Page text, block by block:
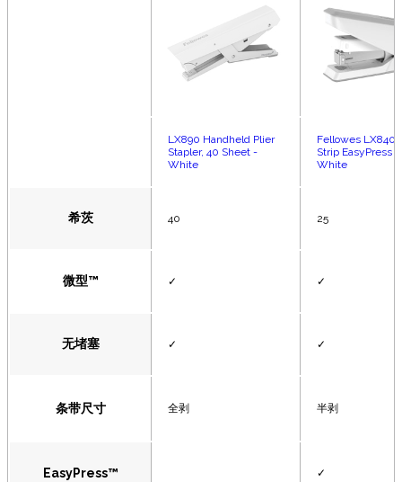
LX890 Handheld Plier
Stapler, 40 Sheet -
White
Fellowes LX840
Strip EasyPress
White
希茨 40 25
微型™ ✓ ✓
无堵塞 ✓ ✓
条带尺寸 全剥 半剥
EasyPress™ ✓